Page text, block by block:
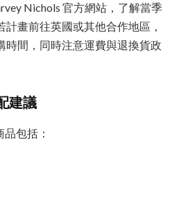
Nichols 官方網站，了解當季
畫前往英國或其他合作地區，
時間，同時注意運費與退換貨政
建議
包括：